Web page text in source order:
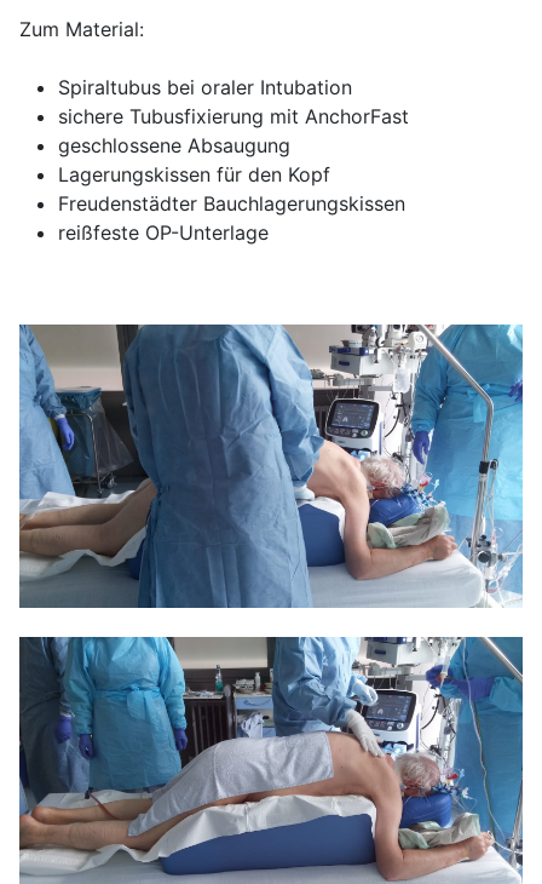
Zum Material:
Spiraltubus bei oraler Intubation
sichere Tubusfixierung mit AnchorFast
geschlossene Absaugung
Lagerungskissen für den Kopf
Freudenstädter Bauchlagerungskissen
reißfeste OP-Unterlage